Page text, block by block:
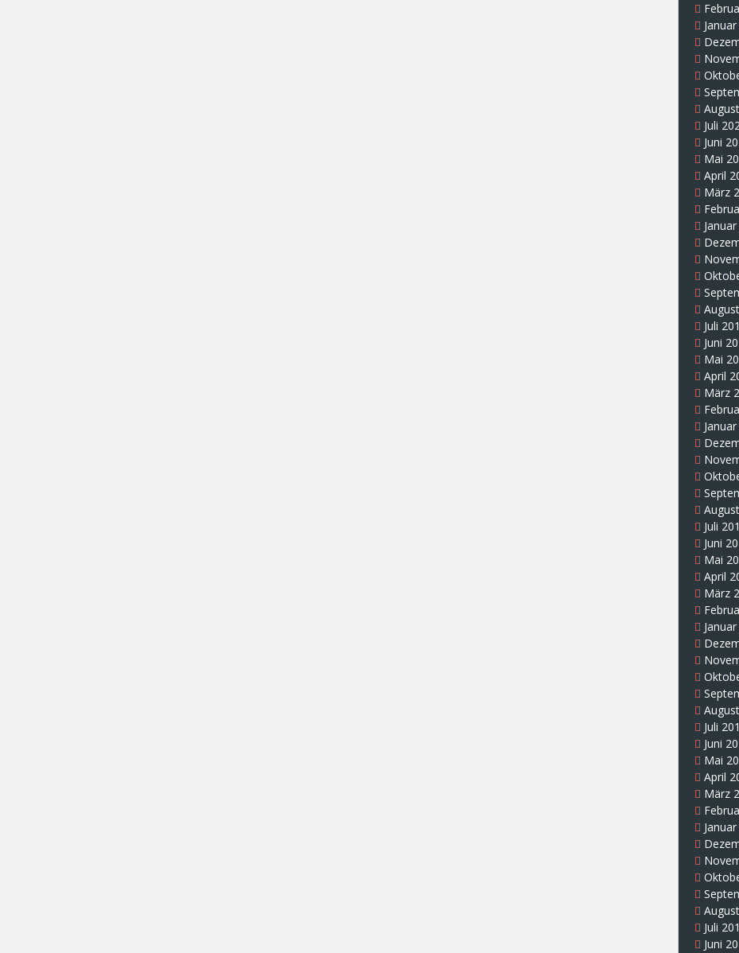
Juli
Juni
Mai
April
März
Juli
Juni
Mai
April
März
Juli
Juni
Mai
April
März
Juli
Juni
Mai
April
März
Juli
Juni